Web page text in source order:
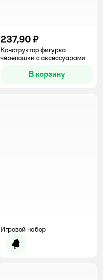
237,90 ₽
Конструктор фигурка
черепашки с аксессуарами
В корзину
Игровой набор
Уведомить о появлении